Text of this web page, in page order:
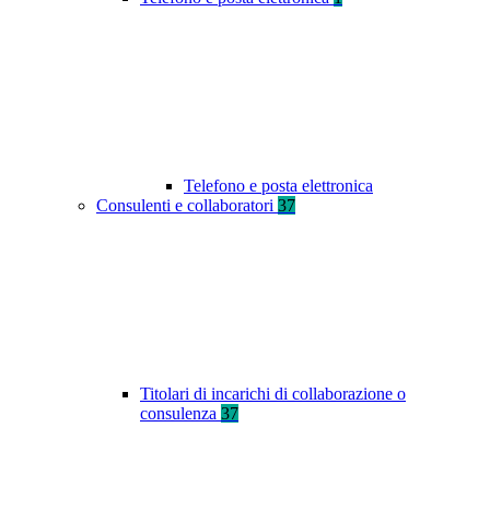
Telefono e posta elettronica
Consulenti e collaboratori 37
Titolari di incarichi di collaborazione o
consulenza 37